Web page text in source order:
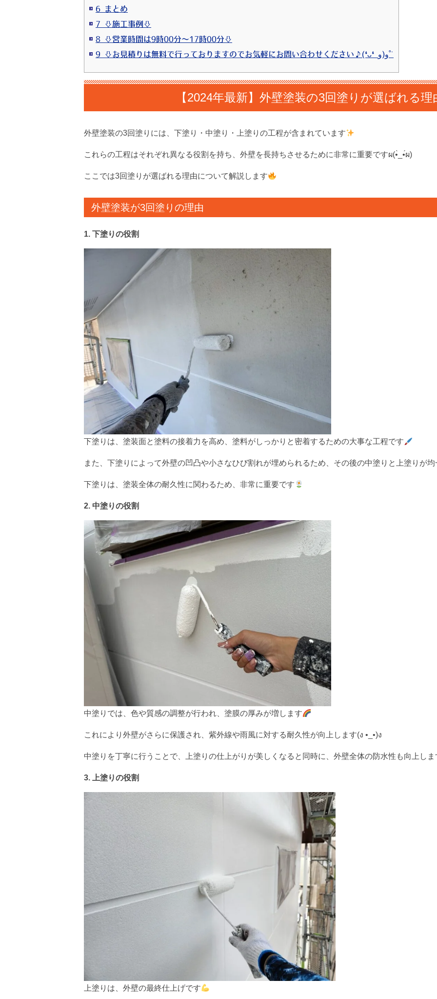
6 まとめ
7 ⇩施工事例⇩
8 ⇩営業時間は9時00分～17時00分⇩
9 ⇩お見積りは無料で行っておりますのでお気軽にお問い合わせください♪(❛ᴗ❛ و(و˚˙
【2024年最新】外壁塗装の3回塗りが選ばれる
外壁塗装の3回塗りには、下塗り・中塗り・上塗りの工程が含まれています
これらの工程はそれぞれ異なる役割を持ち、外壁を長持ちさせるために非常に重要ですผ(•̀_•́ผ)
ここでは3回塗りが選ばれる理由について解説します
外壁塗装が3回塗りの理由
1. 下塗りの役割
下塗りは、塗装面と塗料の接着力を高め、塗料がしっかりと密着するための大事な工程です
また、下塗りによって外壁の凹凸や小さなひび割れが埋められるため、その後の中塗りと上塗りが
下塗りは、塗装全体の耐久性に関わるため、非常に重要です
2. 中塗りの役割
中塗りでは、色や質感の調整が行われ、塗膜の厚みが増します
これにより外壁がさらに保護され、紫外線や雨風に対する耐久性が向上します(ง •_•)ง
中塗りを丁寧に行うことで、上塗りの仕上がりが美しくなると同時に、外壁全体の防水性も向上しま
3. 上塗りの役割
上塗りは、外壁の最終仕上げです